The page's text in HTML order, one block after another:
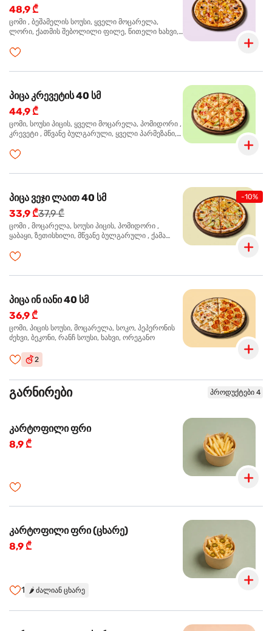
48,9 ₾
ცომი , ბეშამელის სოუსი, ყველი მოცარელა,
ლორი, ქათმის შებოლილი ფილე, წითელი ხახვი,
ხალაპენიო, ორეგანო
პიცა კრევეტის 40 სმ
44,9 ₾
ცომი, სოუსი პიცის, ყველი მოცარელა, პომიდორი ,
კრევეტი , მწვანე ბულგარული, ყველი პარმეზანი,
-10%
პიცა ვეჯი ლაით 40 სმ
33,9 ₾37,9 ₾
ცომი , მოცარელა, სოუსი პიცის, პომიდორი ,
ყაბაყი, ზეთისხილი, მწვანე ბულგარული , ქამა
პიცა ინ იანი 40 სმ
36,9 ₾
ცომი, პიცის სოუსი, მოცარელა, სოკო, პეპერონის
ძეხვი, ბეკონი, რანჩ სოუსი, ხახვი, ორეგანო
2
გარნირები პროდუქტები 4
კარტოფილი ფრი
8,9 ₾
კარტოფილი ფრი (ცხარე)
8,9 ₾
1 🌶️ ძალიან ცხარე